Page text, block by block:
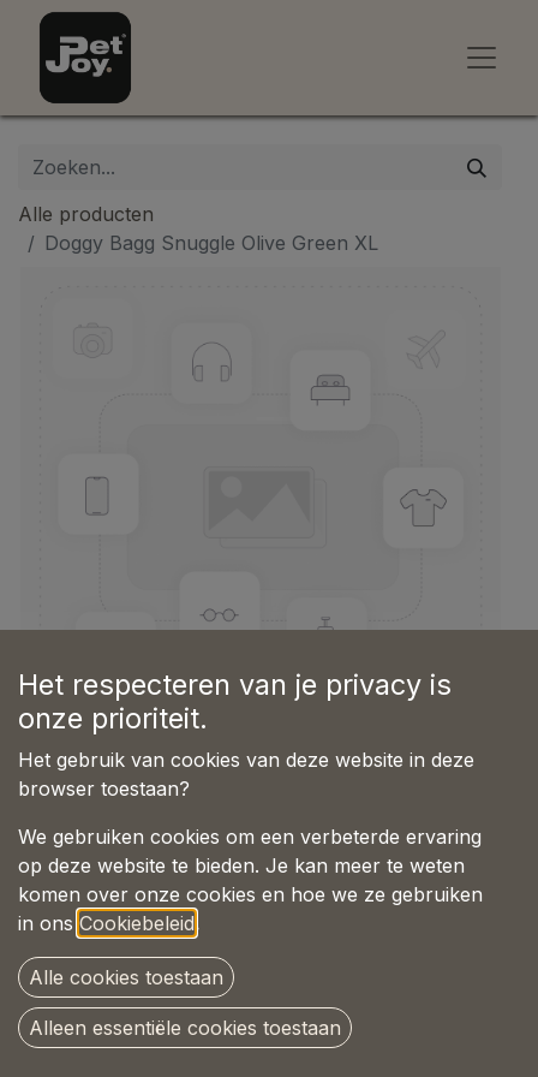
Alle producten
Doggy Bagg Snuggle Olive Green XL
Doggy Bagg Snuggle Olive
Green XL
0,00€
TOEVOEGEN AAN
WINKELMANDJE
Het respecteren van je privacy is
onze prioriteit.
Het gebruik van cookies van deze website in deze
browser toestaan?
We gebruiken cookies om een verbeterde ervaring
op deze website te bieden. Je kan meer te weten
komen over onze cookies en hoe we ze gebruiken
in ons Cookiebeleid .
Alle cookies toestaan
Alleen essentiële cookies toestaan